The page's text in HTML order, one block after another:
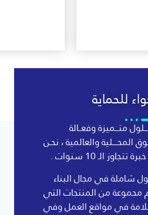
للحماية
متـــميزة وفعــالة
المحــــلية والعالمية ، نحـن
الـ 10 سنوات .
في مجال البناء
مجموعة من المنتجات التي
في مواقع العمل وفي